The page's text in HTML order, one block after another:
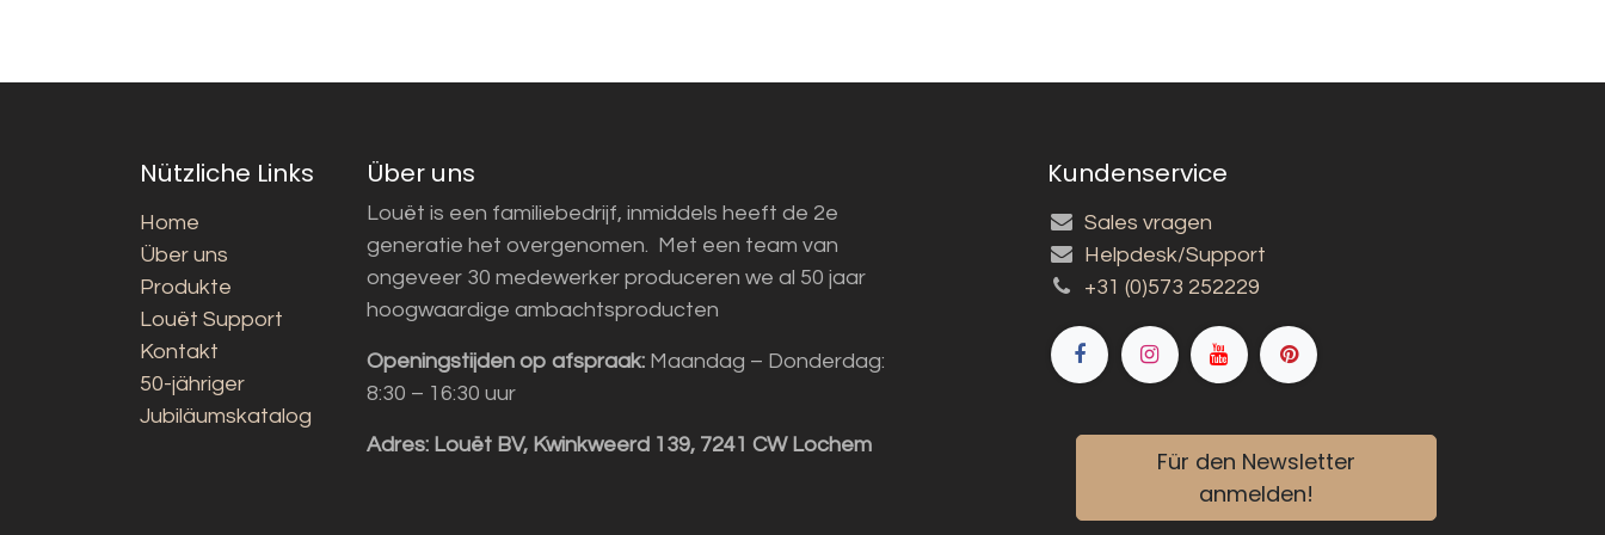
Nützliche Links
Home
Über uns
Produkte
Louët Support
Kontakt
50-jähriger
Jubiläumskatalog
Über uns
Louët is een familiebedrijf, inmiddels heeft de 2e
generatie het overgenomen. Met een team van
ongeveer 30 medewerker produceren we al 50 jaar
hoogwaardige ambachtsproducten
Openingstijden op afspraak: Maandag – Donderdag:
8:30 – 16:30 uur
Adres: Louët BV, Kwinkweerd 139, 7241 CW Lochem
Kundenservice
Sales vragen
Helpdesk/Support
+31 (0)573 252229
Für den Newsletter
anmelden!